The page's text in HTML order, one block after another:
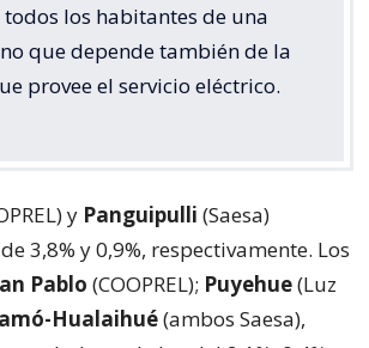
los habitantes de una
que depende también de la
provee el servicio eléctrico.
y Panguipulli (Saesa)
3,8% y 0,9%, respectivamente. Los
Pablo (COOPREL); Puyehue(Luz
Hualaihué(ambos Saesa),